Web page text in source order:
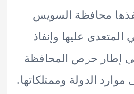
السويس
عليها وإنفاذ
حرص المحافظة
وممتلكاتها.